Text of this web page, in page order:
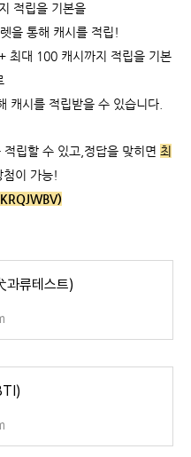
적립을 기본을
을 통해 캐시를 적립!
최대 100 캐시까지 적립을 기본
캐시를 적립받을 수 있습니다.
립할 수 있고, 정답을 맞히면 최
첨이 가능!
KRQJWBV)
과류테스트)